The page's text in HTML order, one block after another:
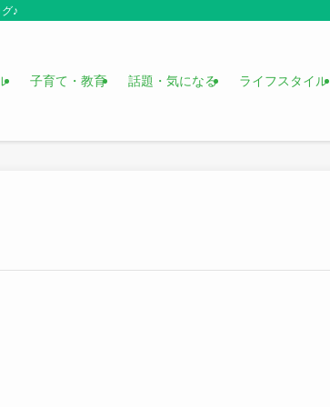
♪
子育て・教育 話題・気になる ライフスタイル